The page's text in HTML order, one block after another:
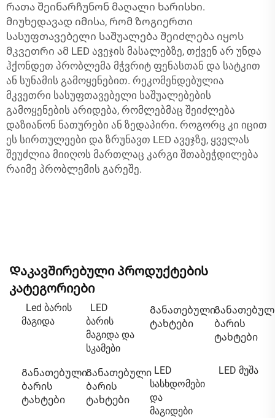
რათა შეინარჩუნონ მაღალი ხარისხი.
მიუხედავად იმისა, რომ ზოგიერთი
სასუფთავებელი საშუალება შეიძლება იყოს
მკვეთრი ამ LED ავეჯის მასალებზე, თქვენ არ უნდა
ჰქონდეთ პრობლემა მჭვრიტ ფენასთან და სატკით
ან სუნამის გამოყენებით. რეკომენდებულია
მკვეთრი სასუფთავებელი საშუალებების
გამოყენების არიდება, რომლებმაც შეიძლება
დაზიანონ ნათურები ან ზედაპირი. როგორც კი იცით
ეს სირთულეები და ზრუნავთ LED ავეჯზე, ყველას
შეუძლია მიიღოს მართლაც კარგი შთაბეჭდილება
რაიმე პრობლემის გარეშე.
Დაკავშირებული პროდუქტების
კატეგორიები
Led ბარის
მაგიდა
LED
ბარის
მაგიდა და
სკამები
Განათებული
ტახტები
ბარის
ტახტები
Განათებული
ბარის
ტახტები
Განათებული
ბარის
ტახტები
LED
სასხდომები
და
მაგიდები
LED მუშა